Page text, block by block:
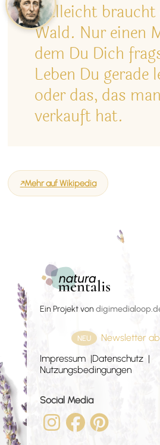
Vielleicht braucht
Wald. Nur einen
dem Du Dich
Leben Du gerade
oder das, das
verkauft hat.
Mehr auf Wikipedia
Ein Projekt von
NEU
Newsletter
Impressum
Datenschutz
Nutzungsbedingungen
Social Media